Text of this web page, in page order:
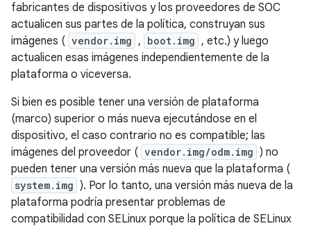
fabricantes de dispositivos y los proveedores de SOC
actualicen sus partes de la política, construyan sus
imágenes ( vendor.img , boot.img , etc.) y luego
actualicen esas imágenes independientemente de la
plataforma o viceversa.
Si bien es posible tener una versión de plataforma
(marco) superior o más nueva ejecutándose en el
dispositivo, el caso contrario no es compatible; las
imágenes del proveedor ( vendor.img/odm.img ) no
pueden tener una versión más nueva que la plataforma (
system.img ). Por lo tanto, una versión más nueva de la
plataforma podría presentar problemas de
compatibilidad con SELinux porque la política de SELinux